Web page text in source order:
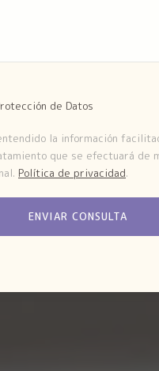
de Datos
la información
que se efectuará de
Política de privacidad.